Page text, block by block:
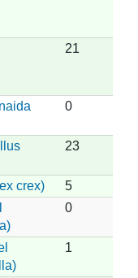
21
0
23
crex)
5
0
1